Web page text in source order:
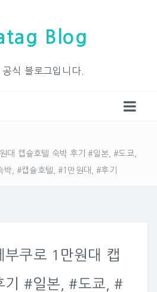
Blog
공식 블로그입니다.
대 캡슐호텔 숙박 후기 #일본, #도쿄,
, #캡슐호텔, #1만원대, #후기
부쿠로 1만원대 캡
기 #일본, #도쿄, #